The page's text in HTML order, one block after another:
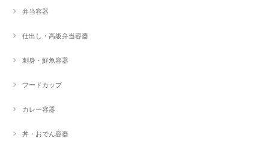
弁当容器
仕出し・高級弁当容器
刺身・鮮魚容器
フードカップ
カレー容器
丼・おでん容器